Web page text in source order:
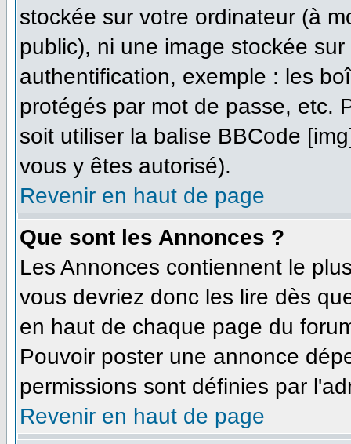
stockée sur votre ordinateur (à
public), ni une image stockée
authentification, exemple : les
protégés par mot de passe, etc.
soit utiliser la balise BBCode
vous y êtes autorisé).
Revenir en haut de page
Que sont les Annonces ?
Les Annonces contiennent le
vous devriez donc les lire dès
en haut de chaque page du
Pouvoir poster une annonce
permissions sont définies par
Revenir en haut de page